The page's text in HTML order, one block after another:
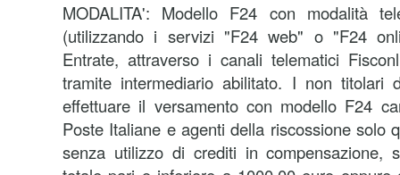
MODALITA': Modello F24 con modalità
(utilizzando i servizi "F24 web" o "F24
Entrate, attraverso i canali telematici
tramite intermediario abilitato. I non titolari
effettuare il versamento con modello F24
Poste Italiane e agenti della riscossione solo
senza utilizzo di crediti in compensazione,